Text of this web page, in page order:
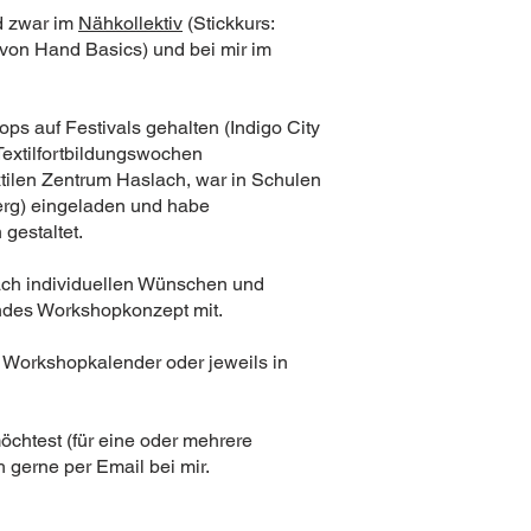
zwar im Nähkollektiv (Stickkurs:
Hand Basics) und bei mir im
auf Festivals gehalten (Indigo City
Zentrum Haslach, war in Schulen
) eingeladen und habe
gestaltet.
individuellen Wünschen und
Workshopkonzept mit.
oder jeweils in
(für eine oder mehrere
gerne per Email bei mir.